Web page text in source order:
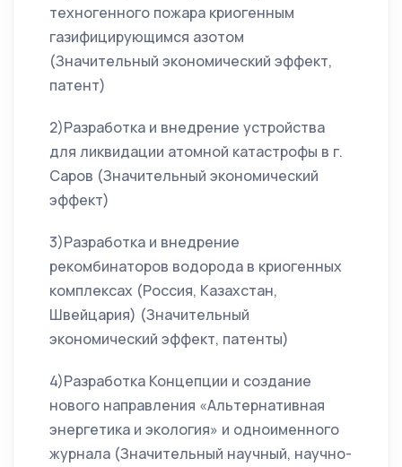
техногенного пожара криогенным
газифицирующимся азотом
(Значительный экономический эффект,
патент)
2)Разработка и внедрение устройства
для ликвидации атомной катастрофы в г.
Саров (Значительный экономический
эффект)
3)Разработка и внедрение
рекомбинаторов водорода в криогенных
комплексах (Россия, Казахстан,
Швейцария) (Значительный
экономический эффект, патенты)
4)Разработка Концепции и создание
нового направления «Альтернативная
энергетика и экология» и одноименного
журнала (Значительный научный, научно-